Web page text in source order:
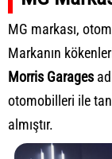
MG markası,
Markanın
Morris Garages
otomobilleri ile
almıştır.